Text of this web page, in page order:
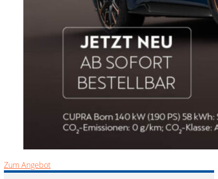
Zum Angebot